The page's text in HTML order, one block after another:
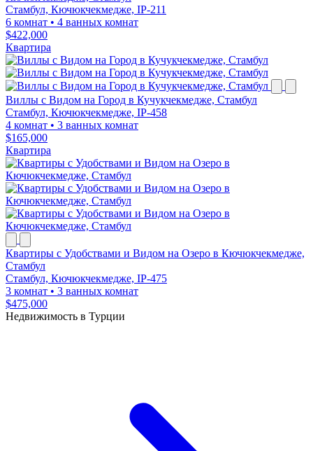
Стамбул, Кючюкчекмедже, IP-211
6 комнат • 4 ванных комнат
$422,000
Квартира
Виллы с Видом на Город в Кучукчекмедже, Стамбул
Стамбул, Кючюкчекмедже, IP-458
4 комнат • 3 ванных комнат
$165,000
Квартира
Квартиры с Удобствами и Видом на Озеро в Кючюкчекмедже,
Стамбул
Стамбул, Кючюкчекмедже, IP-475
3 комнат • 3 ванных комнат
$475,000
Недвижимость в Турции